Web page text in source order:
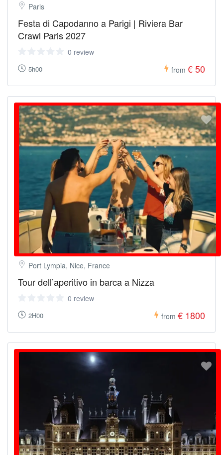
Port Lympia, Nice, France
Tour dell’aperitivo in barca a Nizza
0 review
2H00 from € 1800
Paris
Festa di Capodanno a Parigi | Riviera Bar
Crawl Paris 2027
0 review
5h00 from € 50